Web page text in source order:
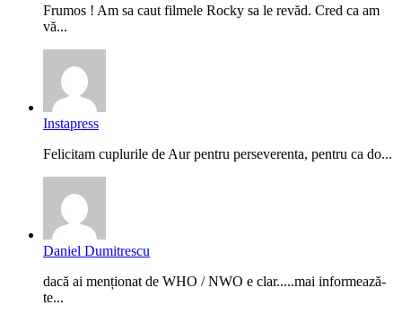
Frumos ! Am sa caut filmele Rocky sa le revăd. Cred ca am
vă...
Instapress
Felicitam cuplurile de Aur pentru perseverenta, pentru ca do...
Daniel Dumitrescu
dacă ai menționat de WHO / NWO e clar.....mai informează-
te...